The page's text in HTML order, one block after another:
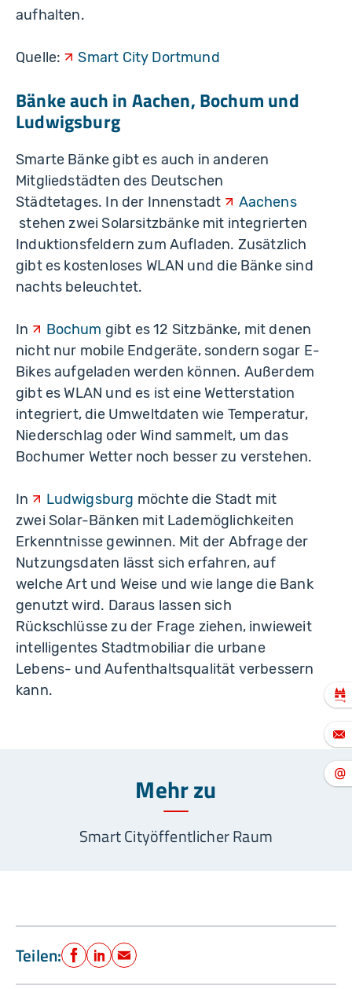
aufhalten.
Quelle: Smart City Dortmund
Bänke auch in Aachen, Bochum und
Ludwigsburg
Smarte Bänke gibt es auch in anderen
Mitgliedstädten des Deutschen
Städtetages. In der Innenstadt
Aachens
stehen zwei Solarsitzbänke mit integrierten
Induktionsfeldern zum Aufladen. Zusätzlich
gibt es kostenloses WLAN und die Bänke sind
nachts beleuchtet.
In Bochum gibt es 12 Sitzbänke, mit denen
nicht nur mobile Endgeräte, sondern sogar E-
Bikes aufgeladen werden können. Außerdem
gibt es WLAN und es ist eine Wetterstation
integriert, die Umweltdaten wie Temperatur,
Niederschlag oder Wind sammelt, um das
Bochumer Wetter noch besser zu verstehen.
In Ludwigsburg möchte die Stadt mit
zwei Solar-Bänken mit Lademöglichkeiten
Erkenntnisse gewinnen. Mit der Abfrage der
Nutzungsdaten lässt sich erfahren, auf
welche Art und Weise und wie lange die Bank
genutzt wird. Daraus lassen sich
Rückschlüsse zu der Frage ziehen, inwieweit
intelligentes Stadtmobiliar die urbane
Lebens- und Aufenthaltsqualität verbessern
kann.
Mehr zu
Smart Cityöffentlicher Raum
Teilen: Facebook
LinkedIn
E-Mail